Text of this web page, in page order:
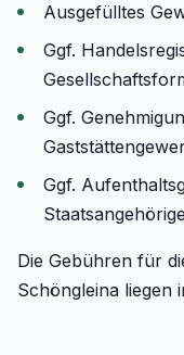
Ausgefülltes
Ggf.
Ggf.
Ggf.
Die Gebühren für
Schöngleina liegen